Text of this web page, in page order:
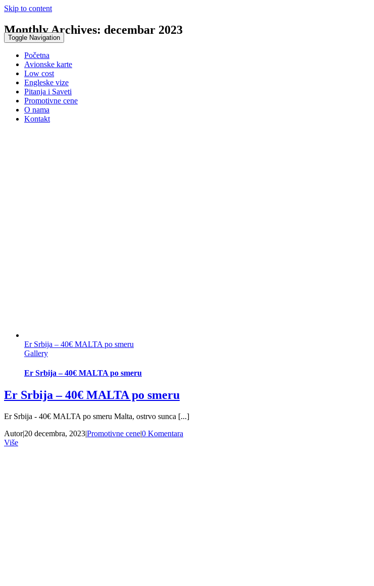
Skip to content
Toggle Navigation
Početna
Avionske karte
Low cost
Engleske vize
Pitanja i Saveti
Promotivne cene
O nama
Kontakt
Monthly Archives: decembar 2023
Er Srbija – 40€ MALTA po smeru
Gallery
Er Srbija – 40€ MALTA po smeru
Er Srbija – 40€ MALTA po smeru
Er Srbija - 40€ MALTA po smeru Malta, ostrvo sunca [...]
Autor|20 decembra, 2023|Promotivne cene|0 Komentara
Više